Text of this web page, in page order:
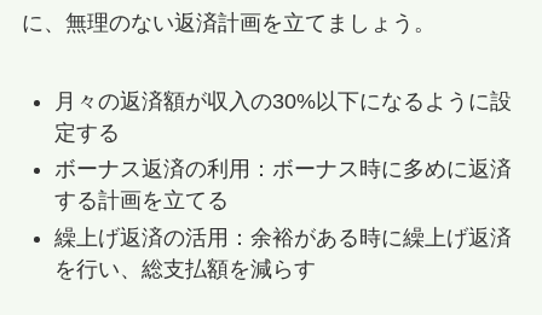
に、無理のない返済計画を立てましょう。
月々の返済額が収入の30%以下になるように設
定する
ボーナス返済の利用：ボーナス時に多めに返済
する計画を立てる
繰上げ返済の活用：余裕がある時に繰上げ返済
を行い、総支払額を減らす